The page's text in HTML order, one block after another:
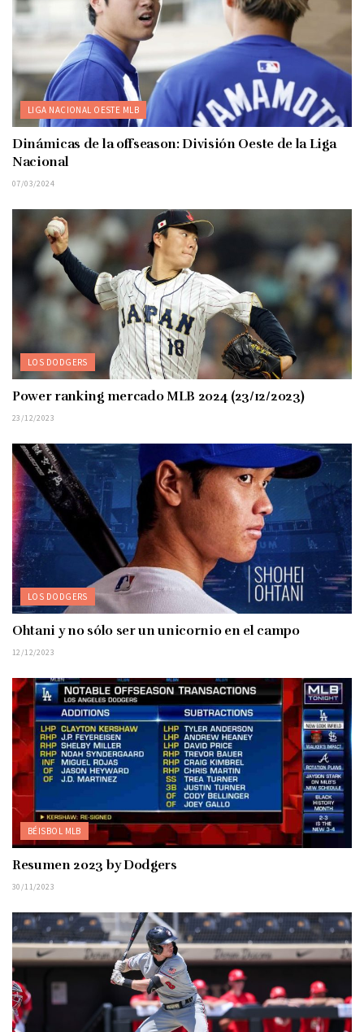
LIGA NACIONAL OESTE MLB
Dinámicas de la offseason: División Oeste de la Liga
Nacional
07/03/2024
LOS DODGERS
Power ranking mercado MLB 2024 (23/12/2023)
23/12/2023
LOS DODGERS
Ohtani y no sólo ser un unicornio en el campo
12/12/2023
BÉISBOL MLB
Resumen 2023 by Dodgers
30/11/2023